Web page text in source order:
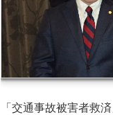
「交通事故被害者救